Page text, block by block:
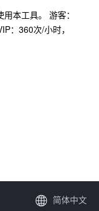
本工具。 游客：
：360次/小时，
简体中文